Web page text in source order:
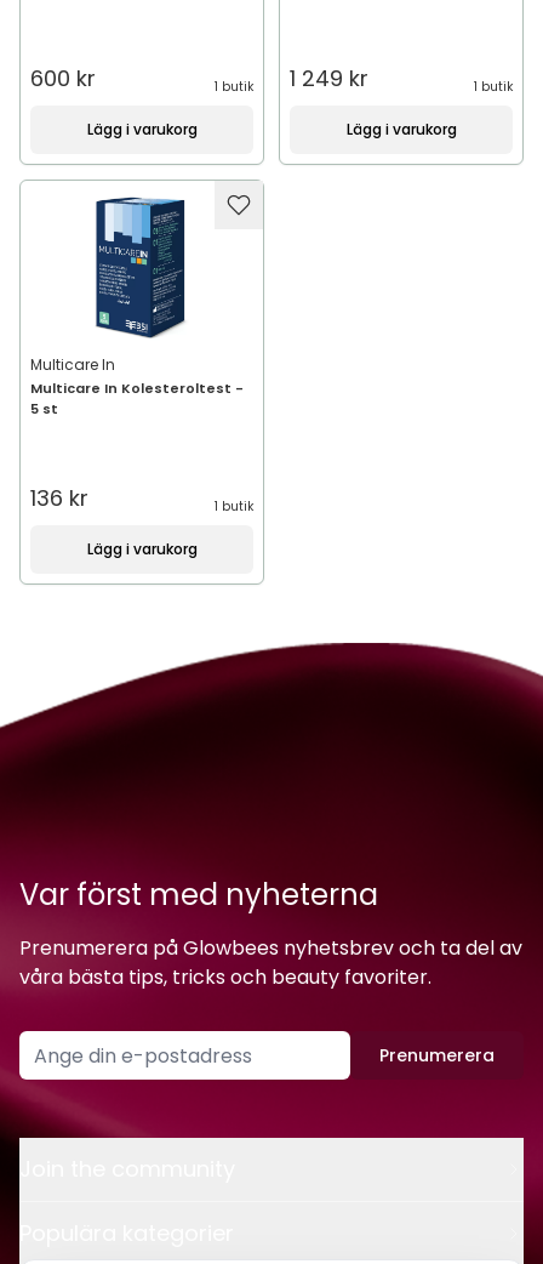
600 kr 1 butik
Lägg i varukorg
1 249 kr 1 butik
Lägg i varukorg
Multicare In
Multicare In Kolesteroltest -
5 st
136 kr 1 butik
Lägg i varukorg
Var först med nyheterna
Prenumerera på Glowbees nyhetsbrev och ta del av
våra bästa tips, tricks och beauty favoriter.
Prenumerera